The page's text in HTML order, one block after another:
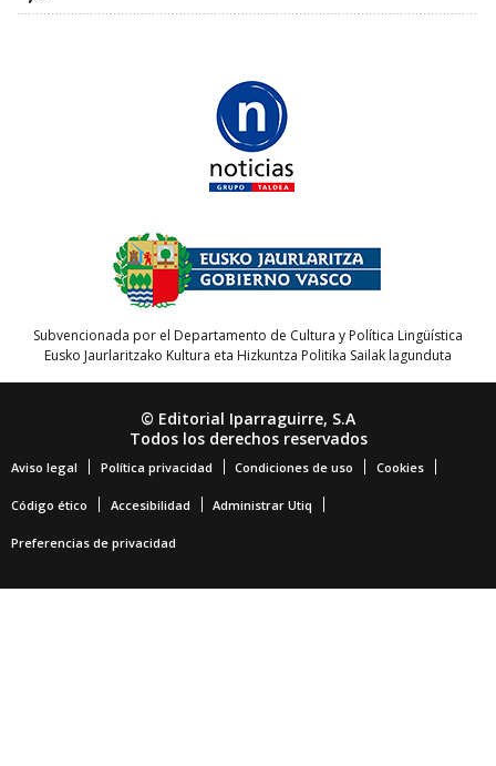
Subvencionada por el Departamento de Cultura y Política Lingüística
Eusko Jaurlaritzako Kultura eta Hizkuntza Politika Sailak lagunduta
© Editorial Iparraguirre, S.A
Todos los derechos reservados
Aviso legal Política privacidad Condiciones de uso Cookies
Código ético Accesibilidad Administrar Utiq
Preferencias de privacidad